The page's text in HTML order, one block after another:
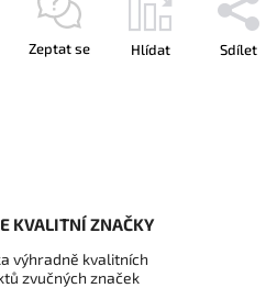
Zeptat se Hlídat Sdílet
KVALITNÍ ZNAČKY
výhradně kvalitních
zvučných značek